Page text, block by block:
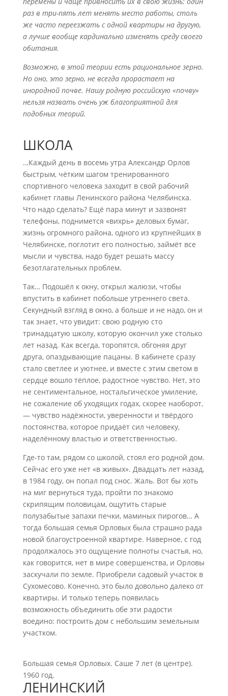
раз в три-пять лет менять место работы, столь
же часто переезжать с одной квартиры на другую,
а лучше вообще кардинально изменять среду своего
обитания.
Возможно, в этой теории есть рациональное зерно.
Но оно, это зерно, не всегда прорастает на
инородной почве. Нашу родную российскую «почву»
нельзя назвать очень уж благоприятной для
подобных теорий.
ШКОЛА
…Каждый день в восемь утра Александр Орлов
быстрым, чётким шагом тренированного
спортивного человека заходит в свой рабочий
кабинет главы Ленинского района Челябинска.
Что надо сделать? Ещё пара минут и зазвонят
телефоны, поднимется «вихрь» деловых бумаг,
жизнь огромного района, одного из крупнейших в
Челябинске, поглотит его полностью, займёт все
мысли и чувства, надо будет решать массу
безотлагательных проблем.
Так… Подошёл к окну, открыл жалюзи, чтобы
впустить в кабинет побольше утреннего света.
Секундный взгляд в окно, а больше и не надо, он и
так знает, что увидит: свою родную сто
тринадцатую школу, которую окончил уже столько
лет назад. Как всегда, торопятся, обгоняя друг
друга, опаздывающие пацаны. В кабинете сразу
стало светлее и уютнее, и вместе с этим светом в
сердце вошло тёплое, радостное чувство. Нет, это
не сентиментальное, ностальгическое умиление,
не сожаление об уходящих годах, скорее наоборот,
— чувство надёжности, уверенности и твёрдого
постоянства, которое придаёт сил человеку,
наделённому властью и ответственностью.
Где-то там, рядом со школой, стоял его родной дом.
Сейчас его уже нет «в живых». Двадцать лет назад,
в 1984 году, он попал под снос. Жаль. Вот бы хоть
на миг вернуться туда, пройти по знакомо
скрипящим половицам, ощутить старые
полузабытые запахи печки, маминых пирогов… А
тогда большая семья Орловых была страшно рада
новой благоустроенной квартире. Наверное, с год
продолжалось это ощущение полноты счастья, но,
как говорится, нет в мире совершенства, и Орловы
заскучали по земле. Приобрели садовый участок в
Сухомесово. Конечно, это было довольно далеко от
квартиры. И только теперь появилась
возможность объединить обе эти радости
воедино: построить дом с небольшим земельным
участком.
Большая семья Орловых. Саше 7 лет (в центре).
1960 год.
ЛЕНИНСКИЙ